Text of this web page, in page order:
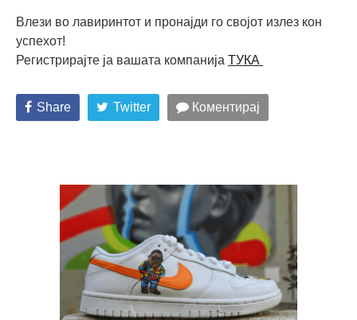
Влези во лавиринтот и пронајди го својот излез кон
успехот!
Регистрирајте ја вашата компанија ТУКА
Share Twitter Коментирај